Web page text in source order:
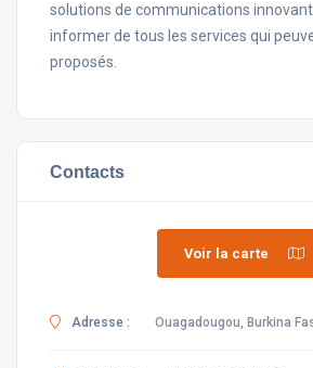
solutions de communications
informer de tous les services qui
proposés.
Contacts
Voir la carte
Adresse : Ouagadougou, Burkina